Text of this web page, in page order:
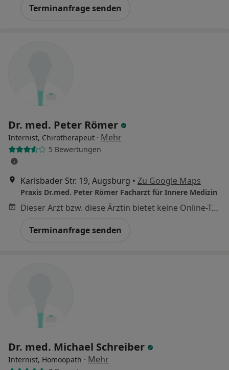
Terminanfrage senden
Dr. med. Peter Römer
Internist, Chirotherapeut · Mehr
5 Bewertungen
Karlsbader Str. 19, Augsburg • Zu Google Maps
Praxis Dr.med. Peter Römer Facharzt für Innere Medizin
Dieser Arzt bzw. diese Ärztin bietet keine Online-Terminbuchung an diesem Standort an.
Terminanfrage senden
Dr. med. Michael Schreiber
Internist, Homöopath · Mehr